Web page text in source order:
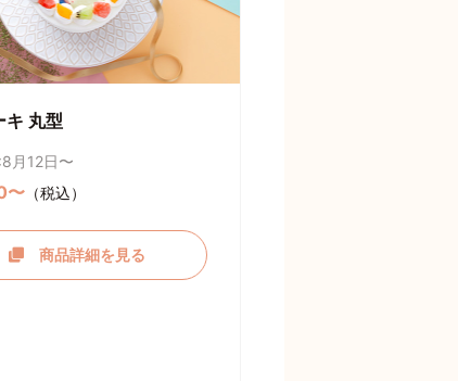
キ 丸型
月12日〜
〜（税込）
商品詳細を見る